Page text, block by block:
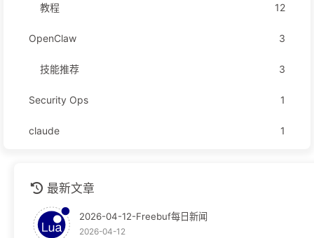
教程 12
OpenClaw 3
技能推荐 3
Security Ops 1
claude 1
安全运营
技术分享
最新文章
2026-04-12-Freebuf每日新闻
2026-04-12